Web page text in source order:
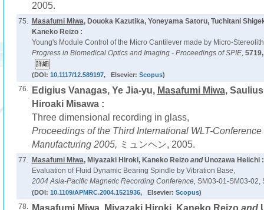
2005.
75. Masafumi Miwa, Douoka Kazutika, Yoneyama Satoru, Tuchitani
Kaneko Reizo :
Young's Module Control of the Micro Cantilever made by Micro-
Progress in Biomedical Optics and Imaging - Proceedings of SPIE,
(DOI: 10.1117/12.589197, Elsevier: Scopus)
76. Edigius Vanagas, Ye Jia-yu, Masafumi Miwa,
Hiroaki Misawa :
Three dimensional recording in glass,
Proceedings of the Third International WLT-
Manufacturing 2005, ミュンヘン, 2005.
77. Masafumi Miwa, Miyazaki Hiroki, Kaneko ReizoandUnozawa Heiichi :
Evaluation of Fluid Dynamic Bearing Spindle by Vibration Base,
2004 Asia-Pacific Magnetic Recording Conference, SM03-01-SM03-02,
(DOI: 10.1109/APMRC.2004.1521936, Elsevier: Scopus)
78. Masafumi Miwa , Miyazaki Hiroki, Kaneko Reizo and